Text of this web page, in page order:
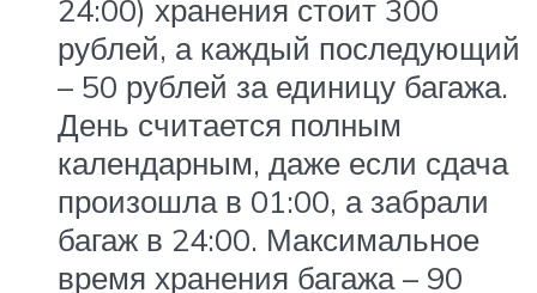
24:00) хранения стоит 300
рублей, а каждый последующий
– 50 рублей за единицу багажа.
День считается полным
календарным, даже если сдача
произошла в 01:00, а забрали
багаж в 24:00. Максимальное
время хранения багажа – 90